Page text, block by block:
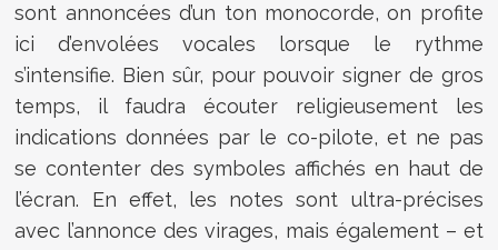
sont annoncées d’un ton monocorde, on profite
ici d’envolées vocales lorsque le rythme
s’intensifie. Bien sûr, pour pouvoir signer de gros
temps, il faudra écouter religieusement les
indications données par le co-pilote, et ne pas
se contenter des symboles affichés en haut de
l’écran. En effet, les notes sont ultra-précises
avec l’annonce des virages, mais également – et